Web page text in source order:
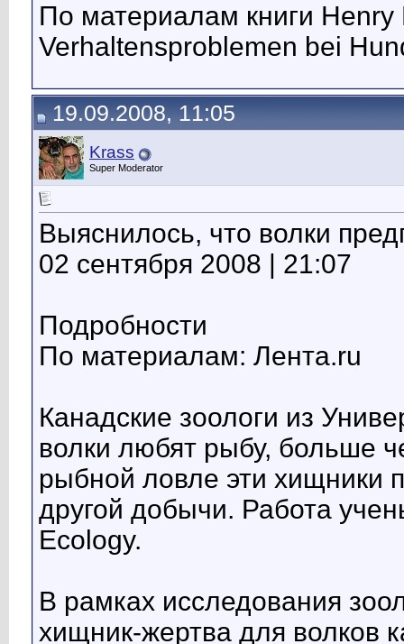
По материалам книги
Verhaltensproblemen bei
19.09.2008, 11:05
Krass
Super Moderator
Выяснилось, что волки
02 сентября 2008 | 21:07
Подробности
По материалам: Лента.ru
Канадские зоологи из
волки любят рыбу, больше
рыбной ловле эти хищники
другой добычи. Работа
Ecology.
В рамках исследования
хищник-жертва для волков